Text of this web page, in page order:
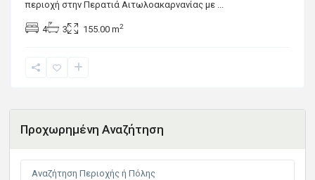
περιοχή στην Περατιά Αιτωλοακαρνανίας με
4 3 155.00 m2
Προχωρημένη Αναζήτηση